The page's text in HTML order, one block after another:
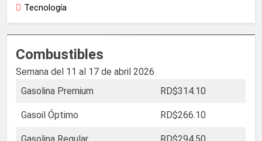
Tecnología
Combustibles
Semana del 11 al 17 de abril 2026
Gasolina Premium
RD$314.10
Gasoil Óptimo RD$266.10